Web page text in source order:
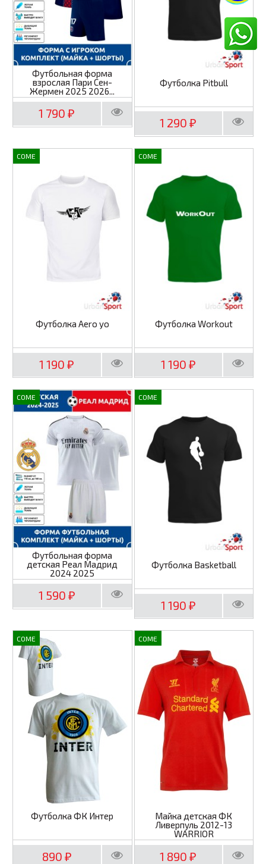
Футбольная форма
взрослая Пари Сен-
Жермен 2025 2026...
1 790₽
Футболка Pitbull
1 290₽
COME
Футболка Aero yo
1 190₽
COME
Футболка Workout
1 190 ₽
COME
Футбольная форма
детская Реал Мадрид
2024 2025
1 590 ₽
COME
Футболка Basketball
1 190 ₽
COME
Футболка ФК Интер
890 ₽
COME
Майка детская ФК
Ливерпуль 2012-13
WARRIOR
1 890₽